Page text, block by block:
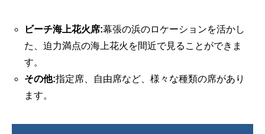
ビーチ海上花火席:幕張の浜のロケーションを活かし
た、迫力満点の海上花火を間近で見ることができま
す。
その他:指定席、自由席など、様々な種類の席があり
ます。